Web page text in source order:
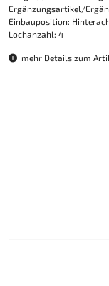
Ergänzungsartikel/
Einbauposition:
Lochanzahl: 4
mehr Details zum